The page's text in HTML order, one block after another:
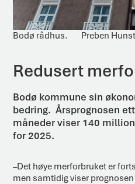
Bodø rådhus. Preben
Redusert
Bodø kommune sin
bedring. Årsprognosen
måneder viser 140
for 2025.
–Det høye merforbruket er
men samtidig viser